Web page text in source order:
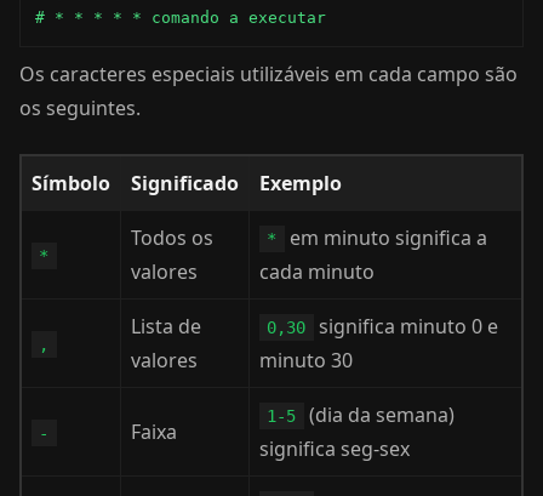
# * * * * * comando a executar
Os caracteres especiais utilizáveis em cada campo são
os seguintes.
Símbolo Significado Exemplo
*
Todos os
valores
*
em minuto significa a
cada minuto
,
Lista de
valores
0,30
significa minuto 0 e
minuto 30
- Faixa
1-5
(dia da semana)
significa seg-sex